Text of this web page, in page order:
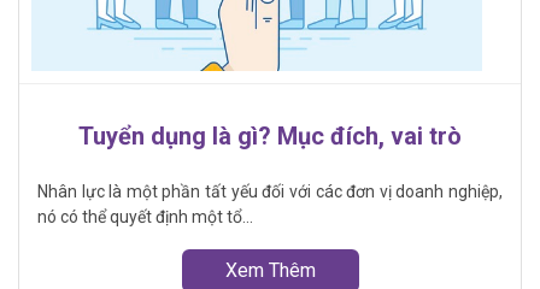
Tuyển dụng là gì? Mục đích, vai trò
Nhân lực là một phần tất yếu đối với các đơn vị doanh nghiệp,
nó có thể quyết định một tổ...
Xem Thêm